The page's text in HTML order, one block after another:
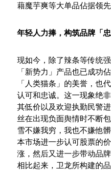
藉魔芋爽等大单品佔据领先
年轻人力捧，构筑品牌「
现如今，除了辣条等传统
「新势力」产品也已成功
「人类猫条」的美誉，也
认可和忠诚。这一现象绝
其低价以及欢迎执勤民警
丝在出现负面舆情时不断
雪不嫌我穷，我也不嫌他
本市场进一步认可股票的
涨，然后又进一步带动品
相比起来，卫龙所构建的